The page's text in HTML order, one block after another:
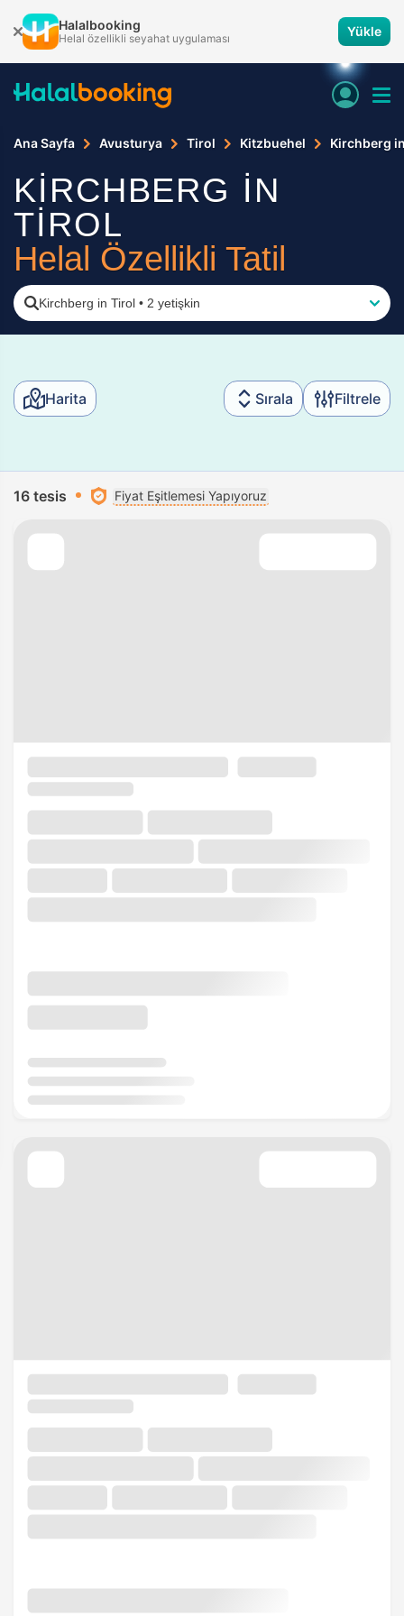
Halalbooking
Helal özellikli seyahat uygulaması Yükle
Ana Sayfa Avusturya Tirol Kitzbuehel Kirchberg
KİRCHBERG İN
TİROL
Helal Özellikli Tatil
Kirchberg in Tirol • 2 yetişkin
Harita Sırala Filtrele
16 tesis Fiyat Eşitlemesi Yapıyoruz